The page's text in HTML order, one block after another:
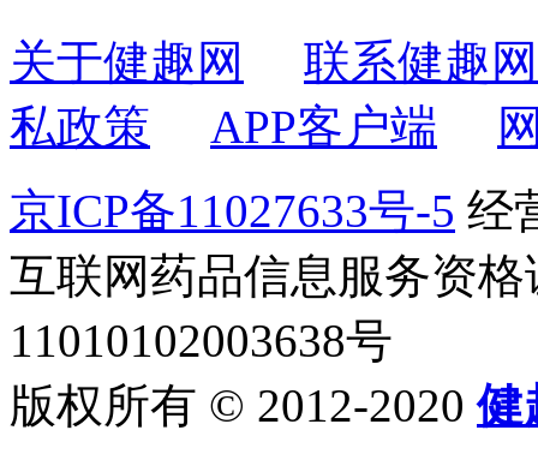
关于健趣网
联系健趣网
私政策
APP客户端
京ICP备11027633号-5 经
互联网药品信息服务资
11010102003638号
版权所有 © 2012-2020健